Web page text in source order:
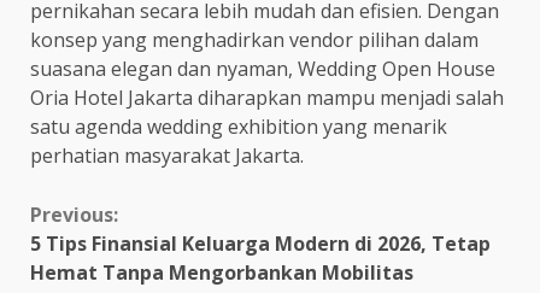
pernikahan secara lebih mudah dan efisien. Dengan
konsep yang menghadirkan vendor pilihan dalam
suasana elegan dan nyaman, Wedding Open House
Oria Hotel Jakarta diharapkan mampu menjadi salah
satu agenda wedding exhibition yang menarik
perhatian masyarakat Jakarta.
Continue
Reading
Previous:
5 Tips Finansial Keluarga Modern di 2026, Tetap
Hemat Tanpa Mengorbankan Mobilitas